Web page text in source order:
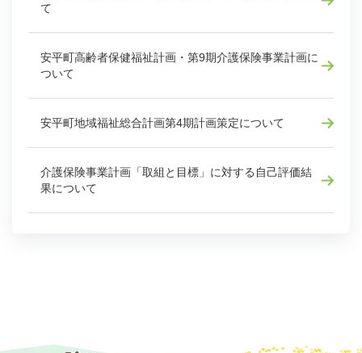
て
安平町高齢者保健福祉計画・第9期介護保険事業計画に
ついて
安平町地域福祉総合計画第4期計画策定について
介護保険事業計画「取組と目標」に対する自己評価結
果について